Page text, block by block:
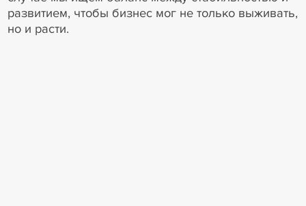
развитием, чтобы бизнес мог не только выживать,
но и расти.